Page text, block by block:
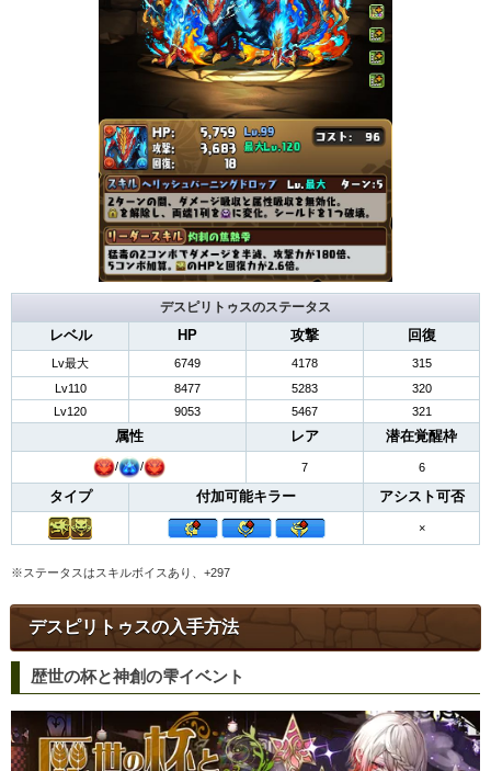
デスピリトゥスのステータス
レベル
HP 攻撃 回復
Lv最大 6749 4178
315
Lv110
8477 5283
320
Lv120
9053 5467 321
属性 レア 潜在覚醒枠
/ / 7 6
タイプ 付加可能キラー アシスト可否
×
※ステータスはスキルボイスあり、+297
デスピリトゥスの入手方法
歴世の杯と神創の雫イベント